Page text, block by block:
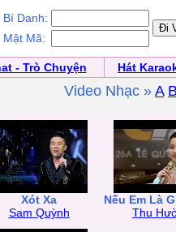
Bí Danh:
Mật Mã:
- Trò Chuyện
Hát
Video Nhạc » A
Xót Xa
Sam Quỳnh
Nếu Em Là
Thu